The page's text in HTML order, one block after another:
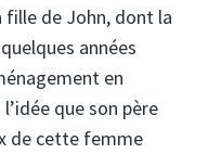
fille de John, dont la
années
en
que son père
de cette femme